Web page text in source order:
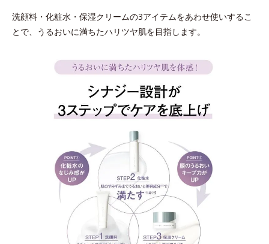
洗顔料・化粧水・保湿クリームの3アイテムをあわせ使いするこ
とで、うるおいに満ちたハリツヤ肌を目指します。